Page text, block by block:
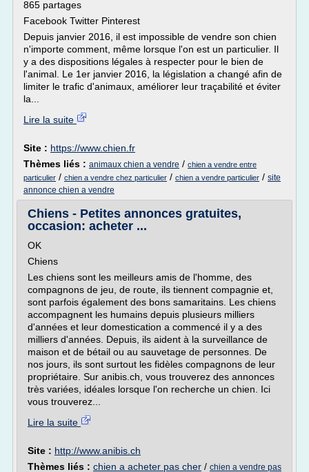
865 partages
Facebook Twitter Pinterest
Depuis janvier 2016, il est impossible de vendre son chien
n'importe comment, même lorsque l'on est un particulier. Il
y a des dispositions légales à respecter pour le bien de
l'animal. Le 1er janvier 2016, la législation a changé afin de
limiter le trafic d'animaux, améliorer leur traçabilité et éviter
la...
Lire la suite
Site : https://www.chien.fr
Thèmes liés : animaux chien a vendre / chien a vendre entre
particulier / chien a vendre chez particulier / chien a vendre particulier / site
annonce chien a vendre
Chiens - Petites annonces gratuites,
occasion: acheter ...
OK
Chiens
Les chiens sont les meilleurs amis de l'homme, des
compagnons de jeu, de route, ils tiennent compagnie et,
sont parfois également des bons samaritains. Les chiens
accompagnent les humains depuis plusieurs milliers
d'années et leur domestication a commencé il y a des
milliers d'années. Depuis, ils aident à la surveillance de
maison et de bétail ou au sauvetage de personnes. De
nos jours, ils sont surtout les fidèles compagnons de leur
propriétaire. Sur anibis.ch, vous trouverez des annonces
très variées, idéales lorsque l'on recherche un chien. Ici
vous trouverez...
Lire la suite
Site : http://www.anibis.ch
Thèmes liés : chien a acheter pas cher / chien a vendre pas